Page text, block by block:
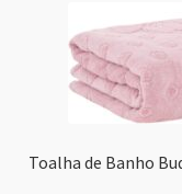
Toalha de Banho